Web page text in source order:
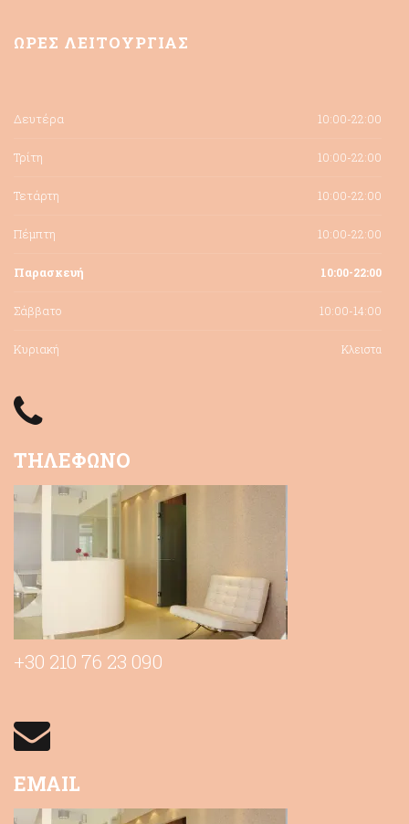
ΩΡΕΣ ΛΕΙΤΟΥΡΓΙΑΣ
Δευτέρα 10:00-22:00
Τρίτη 10:00-22:00
Τετάρτη 10:00-22:00
Πέμπτη 10:00-22:00
Παρασκευή 10:00-22:00
Σάββατο 10:00-14:00
Κυριακή Κλειστα
ΤΗΛΕΦΩΝΟ
+30 210 76 23 090
EMAIL